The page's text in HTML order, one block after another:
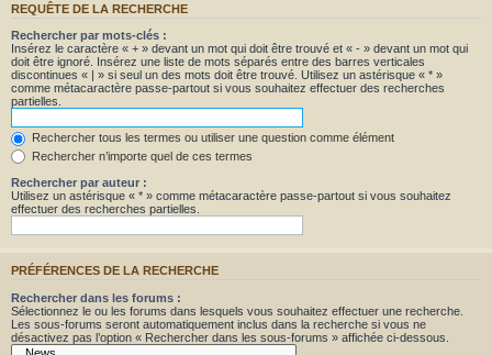
REQUÊTE DE LA RECHERCHE
Rechercher par mots-clés :
Insérez le caractère « + » devant un mot qui doit être trouvé et « - » devant un mot qui
doit être ignoré. Insérez une liste de mots séparés entre des barres verticales
discontinues « | » si seul un des mots doit être trouvé. Utilisez un astérisque « * »
comme métacaractère passe-partout si vous souhaitez effectuer des recherches
partielles.
Rechercher tous les termes ou utiliser une question comme élément
Rechercher n’importe quel de ces termes
Rechercher par auteur :
Utilisez un astérisque « * » comme métacaractère passe-partout si vous souhaitez
effectuer des recherches partielles.
PRÉFÉRENCES DE LA RECHERCHE
Rechercher dans les forums :
Sélectionnez le ou les forums dans lesquels vous souhaitez effectuer une recherche.
Les sous-forums seront automatiquement inclus dans la recherche si vous ne
désactivez pas l’option « Rechercher dans les sous-forums » affichée ci-dessous.